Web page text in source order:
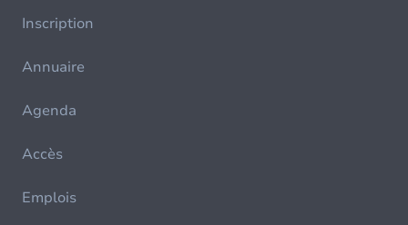
Inscription
Annuaire
Agenda
Accès
Emplois